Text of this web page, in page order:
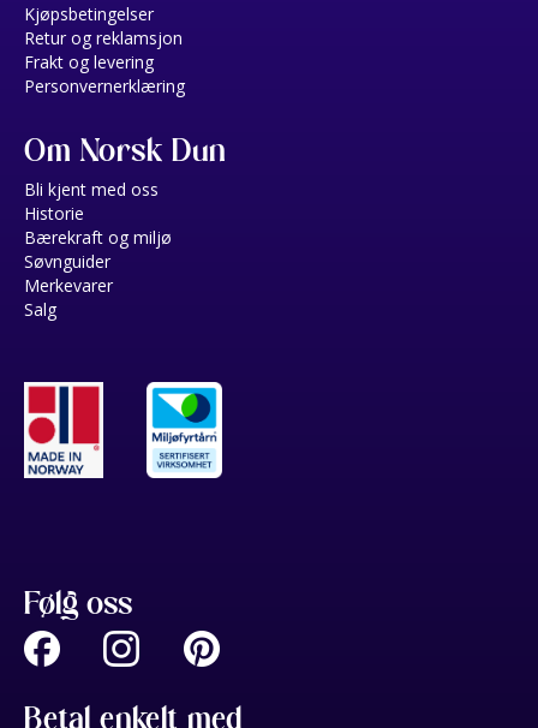
Kjøpsbetingelser
Retur og reklamsjon
Frakt og levering
Personvernerklæring
Om Norsk Dun
Bli kjent med oss
Historie
Bærekraft og miljø
Søvnguider
Merkevarer
Salg
Følg oss
Betal enkelt med